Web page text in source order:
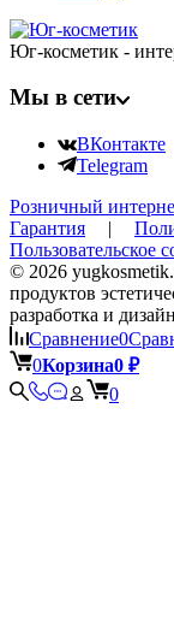
Юг-косметик -
Мы в сети
ВКонтакте
Telegram
Розничный
Гарантия
|
Пользовательское
© 2026
продуктов
разработка и
Сравнение0
0Корзина0 ₽
0